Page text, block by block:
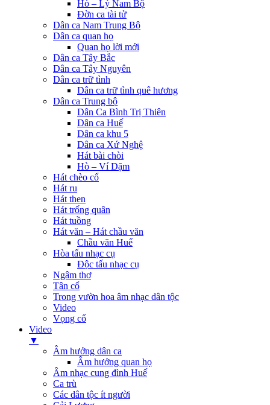
Hò – Lý Nam Bộ
Đờn ca tài tử
Dân ca Nam Trung Bộ
Dân ca quan họ
Quan họ lời mới
Dân ca Tây Bắc
Dân ca Tây Nguyên
Dân ca trữ tình
Dân ca trữ tình quê hương
Dân ca Trung bộ
Dân Ca Bình Trị Thiên
Dân ca Huế
Dân ca khu 5
Dân ca Xứ Nghệ
Hát bài chòi
Hò – Ví Dặm
Hát chèo cổ
Hát ru
Hát then
Hát trống quân
Hát tuồng
Hát văn – Hát chầu văn
Chầu văn Huế
Hòa tấu nhạc cụ
Độc tấu nhạc cụ
Ngâm thơ
Tân cổ
Trong vườn hoa âm nhạc dân tộc
Video
Vọng cổ
Video
▼
Âm hưởng dân ca
Âm hưởng quan họ
Âm nhạc cung đình Huế
Ca trù
Các dân tộc ít người